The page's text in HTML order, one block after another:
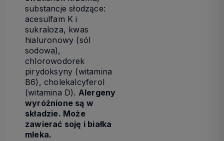
substancje słodzące:
acesulfam K i
sukraloza, kwas
hialuronowy (sól
sodowa),
chlorowodorek
pirydoksyny (witamina
B6), cholekalcyferol
(witamina D). Alergeny
wyróżnione są w
składzie. Może
zawierać soję i białka
mleka.